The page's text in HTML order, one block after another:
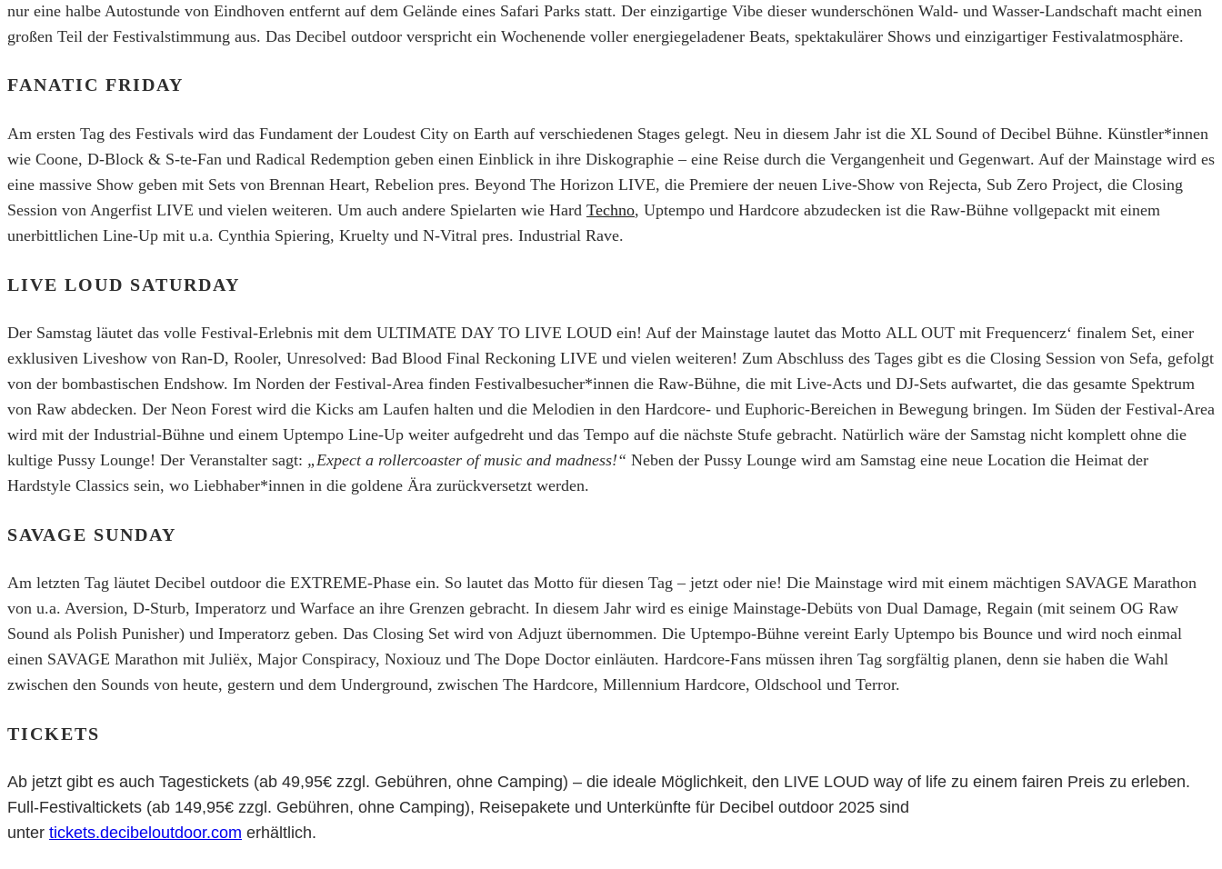
nur eine halbe Autostunde von Eindhoven entfernt auf dem Gelände eines Safari Parks statt. Der einzigartige Vibe dieser wunderschönen Wald- und Wasser-Landschaft macht einen
großen Teil der Festivalstimmung aus. Das Decibel outdoor verspricht ein Wochenende voller energiegeladener Beats, spektakulärer Shows und einzigartiger Festivalatmosphäre.
FANATIC FRIDAY
Am ersten Tag des Festivals wird das Fundament der Loudest City on Earth auf verschiedenen Stages gelegt. Neu in diesem Jahr ist die XL Sound of Decibel Bühne. Künstler*innen
wie Coone, D-Block & S-te-Fan und Radical Redemption geben einen Einblick in ihre Diskographie – eine Reise durch die Vergangenheit und Gegenwart. Auf der Mainstage wird es
eine massive Show geben mit Sets von Brennan Heart, Rebelion pres. Beyond The Horizon LIVE, die Premiere der neuen Live-Show von Rejecta, Sub Zero Project, die Closing
Session von Angerfist LIVE und vielen weiteren. Um auch andere Spielarten wie Hard Techno, Uptempo und Hardcore abzudecken ist die Raw-Bühne vollgepackt mit einem
unerbittlichen Line-Up mit u.a. Cynthia Spiering, Kruelty und N-Vitral pres. Industrial Rave.
LIVE LOUD SATURDAY
Der Samstag läutet das volle Festival-Erlebnis mit dem ULTIMATE DAY TO LIVE LOUD ein! Auf der Mainstage lautet das Motto ALL OUT mit Frequencerz‘ finalem Set, einer
exklusiven Liveshow von Ran-D, Rooler, Unresolved: Bad Blood Final Reckoning LIVE und vielen weiteren! Zum Abschluss des Tages gibt es die Closing Session von Sefa, gefolgt
von der bombastischen Endshow. Im Norden der Festival-Area finden Festivalbesucher*innen die Raw-Bühne, die mit Live-Acts und DJ-Sets aufwartet, die das gesamte Spektrum
von Raw abdecken. Der Neon Forest wird die Kicks am Laufen halten und die Melodien in den Hardcore- und Euphoric-Bereichen in Bewegung bringen. Im Süden der Festival-Area
wird mit der Industrial-Bühne und einem Uptempo Line-Up weiter aufgedreht und das Tempo auf die nächste Stufe gebracht. Natürlich wäre der Samstag nicht komplett ohne die
kultige Pussy Lounge! Der Veranstalter sagt: „Expect a rollercoaster of music and madness!“ Neben der Pussy Lounge wird am Samstag eine neue Location die Heimat der
Hardstyle Classics sein, wo Liebhaber*innen in die goldene Ära zurückversetzt werden.
SAVAGE SUNDAY
Am letzten Tag läutet Decibel outdoor die EXTREME-Phase ein. So lautet das Motto für diesen Tag – jetzt oder nie! Die Mainstage wird mit einem mächtigen SAVAGE Marathon
von u.a. Aversion, D-Sturb, Imperatorz und Warface an ihre Grenzen gebracht. In diesem Jahr wird es einige Mainstage-Debüts von Dual Damage, Regain (mit seinem OG Raw
Sound als Polish Punisher) und Imperatorz geben. Das Closing Set wird von Adjuzt übernommen. Die Uptempo-Bühne vereint Early Uptempo bis Bounce und wird noch einmal
einen SAVAGE Marathon mit Juliëx, Major Conspiracy, Noxiouz und The Dope Doctor einläuten. Hardcore-Fans müssen ihren Tag sorgfältig planen, denn sie haben die Wahl
zwischen den Sounds von heute, gestern und dem Underground, zwischen The Hardcore, Millennium Hardcore, Oldschool und Terror.
TICKETS
Ab jetzt gibt es auch Tagestickets (ab 49,95€ zzgl. Gebühren, ohne Camping) – die ideale Möglichkeit, den LIVE LOUD way of life zu einem fairen Preis zu erleben.
Full-Festivaltickets (ab 149,95€ zzgl. Gebühren, ohne Camping), Reisepakete und Unterkünfte für Decibel outdoor 2025 sind
unter tickets.decibeloutdoor.com erhältlich.